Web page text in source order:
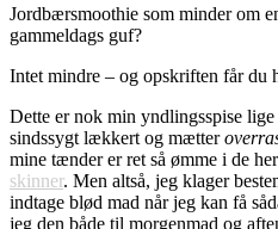
Jordbærsmoothie som minder om
gammeldags guf?
Intet mindre – og opskriften får du
Dette er nok min yndlingsspise
sindssygt lækkert og mætter
mine tænder er ret så ømme i de
skinner. Men altså, jeg klager
indtage blød mad når jeg kan få
jeg den både til morgenmad og